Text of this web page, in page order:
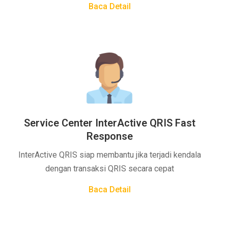
Baca Detail
Service Center InterActive QRIS Fast
Response
InterActive QRIS siap membantu jika terjadi kendala
dengan transaksi QRIS secara cepat
Baca Detail